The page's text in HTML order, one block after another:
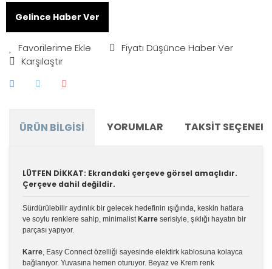
Gelince Haber Ver
Fiyatı Düşünce Haber Ver
Karşılaştır
ÜRÜN BILGISI YORUMLAR TAKSIT
LÜTFEN DİKKAT: Ekrandaki çerçeve görsel amaçlıdır.
Çerçeve dahil değildir.
Sürdürülebilir aydınlık bir gelecek hedefinin ışığında, keskin hatlara
ve soylu renklere sahip, minimalist Karre serisiyle, şıklığı hayatın bir
parçası yapıyor.
Karre, Easy Connect özelliği sayesinde elektirk kablosuna kolayca
bağlanıyor. Yuvasına hemen oturuyor. Beyaz ve Krem renk